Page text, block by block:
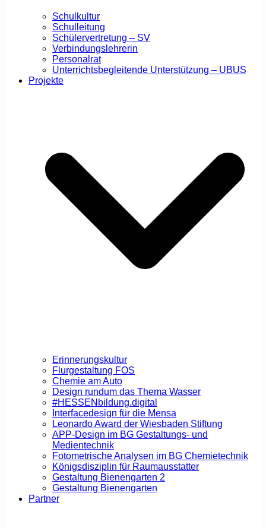
Schulkultur
Schulleitung
Schülervertretung – SV
Verbindungslehrerin
Personalrat
Unterrichtsbegleitende Unterstützung – UBUS
Projekte
Erinnerungskultur
Flurgestaltung FOS
Chemie am Auto
Design rundum das Thema Wasser
#HESSENbildung.digital
Interfacedesign für die Mensa
Leonardo Award der Wiesbaden Stiftung
APP-Design im BG Gestaltungs- und
Medientechnik
Fotometrische Analysen im BG Chemietechnik
Königsdisziplin für Raumausstatter
Gestaltung Bienengarten 2
Gestaltung Bienengarten
Partner